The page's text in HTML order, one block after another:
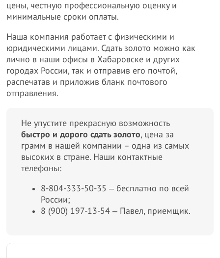
цены, честную профессиональную оценку и
минимальные сроки оплаты.
Наша компания работает с физическими и
юридическими лицами. Сдать золото можно как
лично в наши офисы в Хабаровске и других
городах России, так и отправив его почтой,
распечатав и приложив бланк почтового
отправления.
Не упустите прекрасную возможность
быстро и дорого сдать золото, цена за
грамм в нашей компании – одна из самых
высоких в стране. Наши контактные
телефоны:
8-804-333-50-35 ‒ бесплатно по всей
России;
8 (900) 197-13-54 ‒ Павел, приемщик.